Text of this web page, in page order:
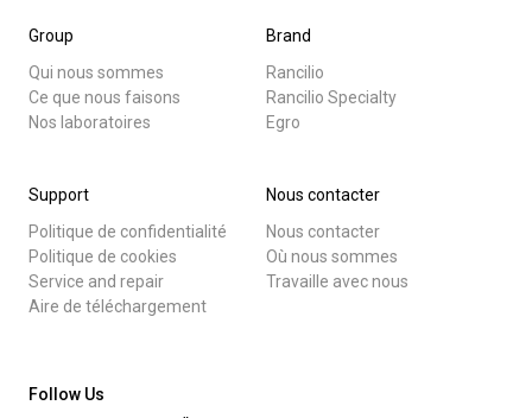
Group
Qui nous sommes
Ce que nous faisons
Nos laboratoires
Brand
Rancilio
Rancilio Specialty
Egro
Support
Politique de confidentialité
Politique de cookies
Service and repair
Aire de téléchargement
Nous contacter
Nous contacter
Où nous sommes
Travaille avec nous
Follow Us
Toutes
Télécharger
Plus de
Histoire
Nos laboratoires
Durabilité
Connect